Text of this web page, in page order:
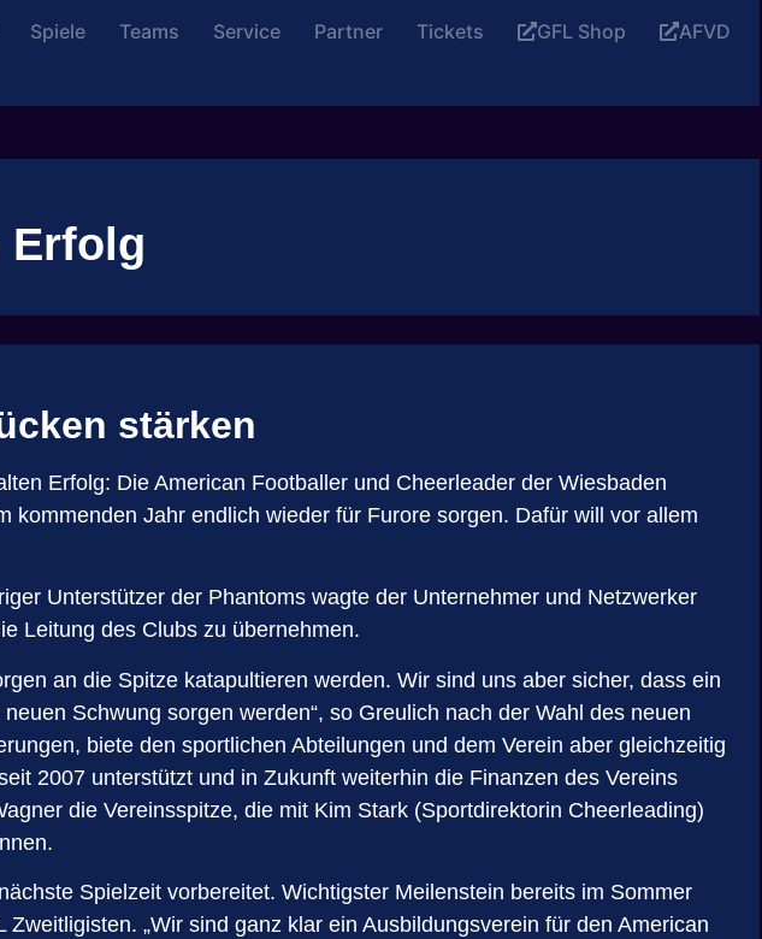
Spiele Teams Service Partner Tickets GFL Shop AFVD
Erfolg
stärken
Erfolg: Die American Footballer und Cheerleader der Wiesbaden
Jahr endlich wieder für Furore sorgen. Dafür will vor allem
Unterstützer der Phantoms wagte der Unternehmer und Netzwerker
Leitung des Clubs zu übernehmen.
an die Spitze katapultieren werden. Wir sind uns aber sicher, dass ein
Schwung sorgen werden“, so Greulich nach der Wahl des neuen
biete den sportlichen Abteilungen und dem Verein aber gleichzeitig
2007 unterstützt und in Zukunft weiterhin die Finanzen des Vereins
die Vereinsspitze, die mit Kim Stark (Sportdirektorin Cheerleading)
Spielzeit vorbereitet. Wichtigster Meilenstein bereits im Sommer
„Wir sind ganz klar ein Ausbildungsverein für den American